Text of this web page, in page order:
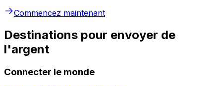
Commencez maintenant
Destinations pour envoyer de
l'argent
Connecter le monde